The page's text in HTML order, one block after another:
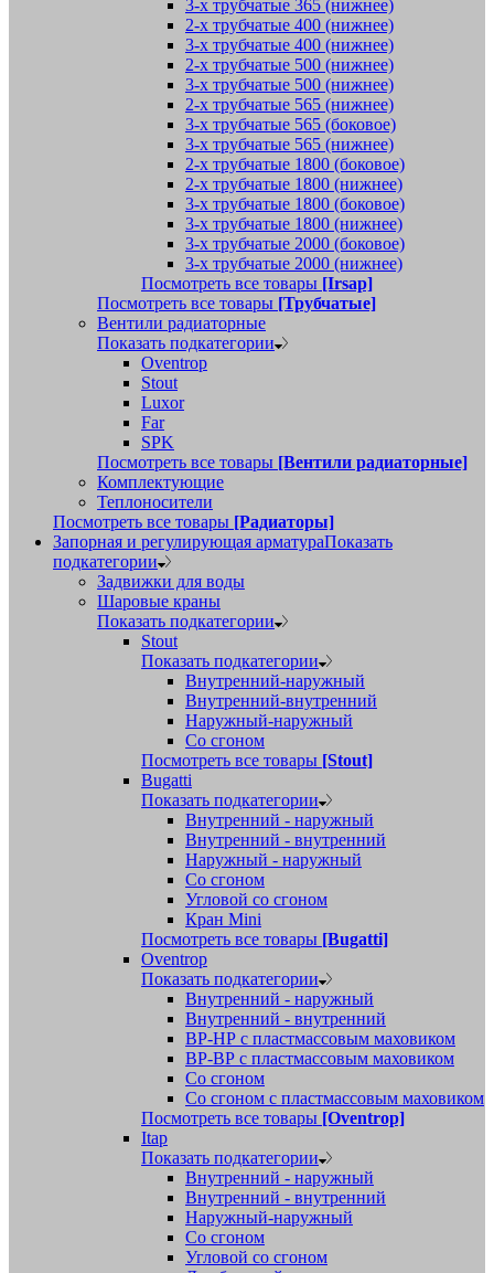
3-х трубчатые 365 (нижнее)
2-х трубчатые 400 (нижнее)
3-х трубчатые 400 (нижнее)
2-х трубчатые 500 (нижнее)
3-х трубчатые 500 (нижнее)
2-х трубчатые 565 (нижнее)
3-х трубчатые 565 (боковое)
3-х трубчатые 565 (нижнее)
2-х трубчатые 1800 (боковое)
2-х трубчатые 1800 (нижнее)
3-х трубчатые 1800 (боковое)
3-х трубчатые 1800 (нижнее)
3-х трубчатые 2000 (боковое)
3-х трубчатые 2000 (нижнее)
Посмотреть все товары [Irsap]
Посмотреть все товары [Трубчатые]
Вентили радиаторные
Показать подкатегории
Oventrop
Stout
Luxor
Far
SPK
Посмотреть все товары [Вентили радиаторные]
Комплектующие
Теплоносители
Посмотреть все товары [Радиаторы]
Запорная и регулирующая арматураПоказать
подкатегории
Задвижки для воды
Шаровые краны
Показать подкатегории
Stout
Показать подкатегории
Внутренний-наружный
Внутренний-внутренний
Наружный-наружный
Со сгоном
Посмотреть все товары [Stout]
Bugatti
Показать подкатегории
Внутренний - наружный
Внутренний - внутренний
Наружный - наружный
Со сгоном
Угловой со сгоном
Кран Mini
Посмотреть все товары [Bugatti]
Oventrop
Показать подкатегории
Внутренний - наружный
Внутренний - внутренний
ВР-НР с пластмассовым маховиком
ВР-ВР с пластмассовым маховиком
Со сгоном
Со сгоном с пластмассовым маховиком
Посмотреть все товары [Oventrop]
Itap
Показать подкатегории
Внутренний - наружный
Внутренний - внутренний
Наружный-наружный
Со сгоном
Угловой со сгоном